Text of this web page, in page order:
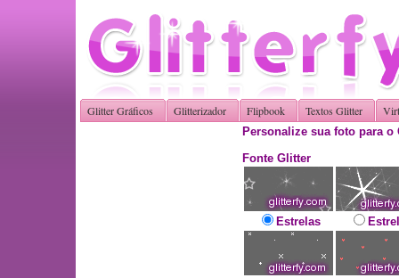
Glitter Gráficos Glitterizador Flipbook Textos Glitter
Personalize sua foto para o
Fonte Glitter
Estrelas